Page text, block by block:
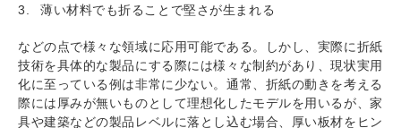
薄い材料でも折ることで堅さが生まれる
などの点で様々な領域に応用可能である。しかし、実際に折紙
技術を具体的な製品にする際には様々な制約があり、現状実用
化に至っている例は非常に少ない。通常、折紙の動きを考える
際には厚みが無いものとして理想化したモデルを用いるが、家
具や建築などの製品レベルに落とし込む場合、厚い板材をヒン